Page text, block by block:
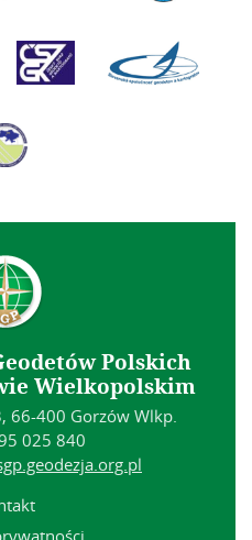
Polskich
Wielkopolskim
66-400 Gorzów Wlkp.
025 840